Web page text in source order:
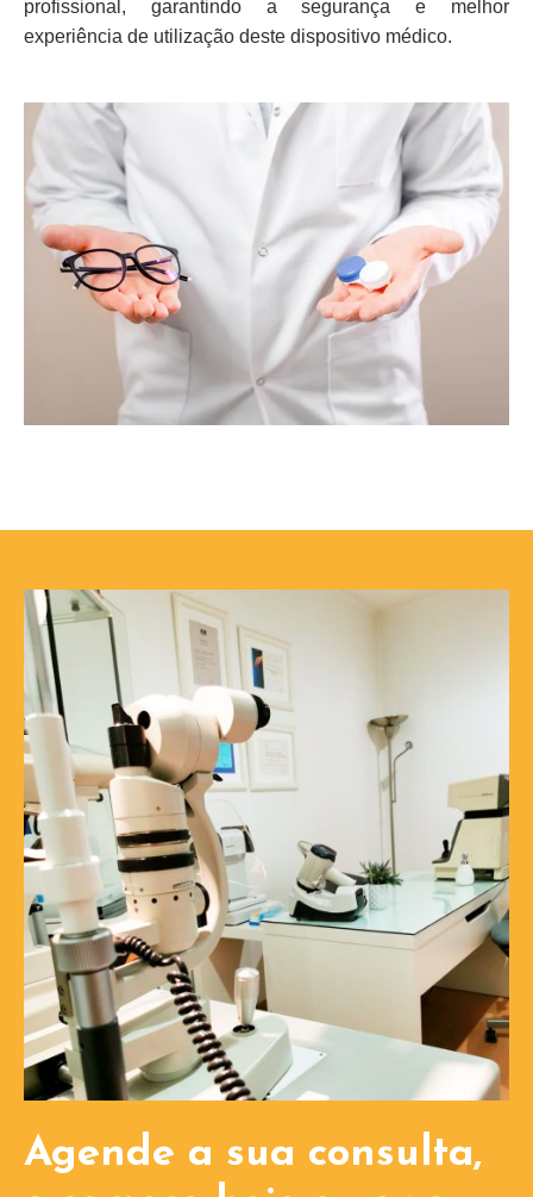
profissional, garantindo a segurança e melhor
experiência de utilização deste dispositivo médico.
Agende a sua consulta,